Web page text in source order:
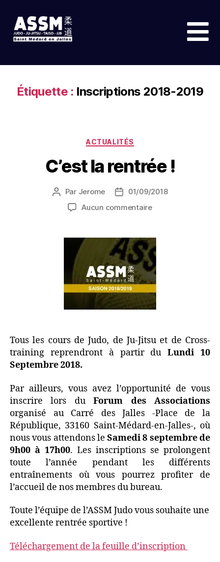
Étiquette : Inscriptions 2018-2019
ACTUALITÉS
C’est la rentrée !
Par Jerome
01/09/2018
Aucun commentaire
Tous les cours de Judo, de Ju-Jitsu et de Cross-
training reprendront à partir duLundi 10
Septembre 2018.
Par ailleurs, vous avez l’opportunité de vous
inscrire lors duForum des Associations
organisé au Carré des Jalles -Place de la
République, 33160 Saint-Médard-en-Jalles-, où
nous vous attendons leSamedi 8 septembre de
9h00 à 17h00. Les inscriptions se prolongent
toute l’année pendant les différents
entraînements où vous pourrez profiter de
l’accueil de nos membres du bureau.
Toute l’équipe de l’ASSM Judo vous souhaite une
excellente rentrée sportive !
Téléchargement de la feuille d’inscription